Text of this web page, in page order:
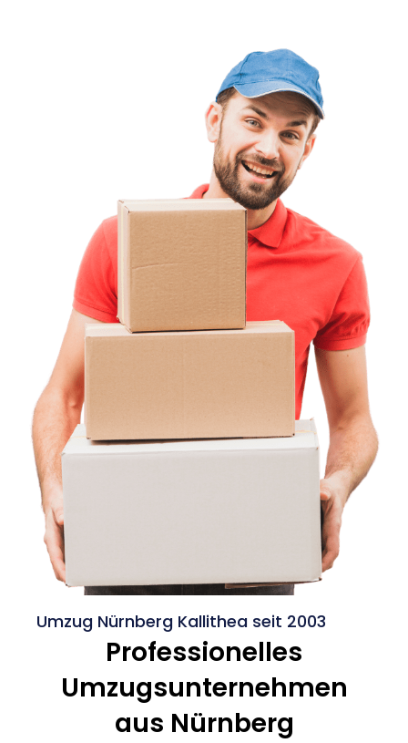
Umzug Nürnberg Kallithea seit 2003
Professionelles
Umzugsunternehmen
aus Nürnberg